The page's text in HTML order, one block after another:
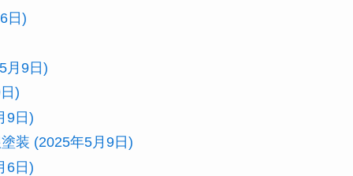
日)
月9日)
)
9日)
装 (2025年5月9日)
6日)